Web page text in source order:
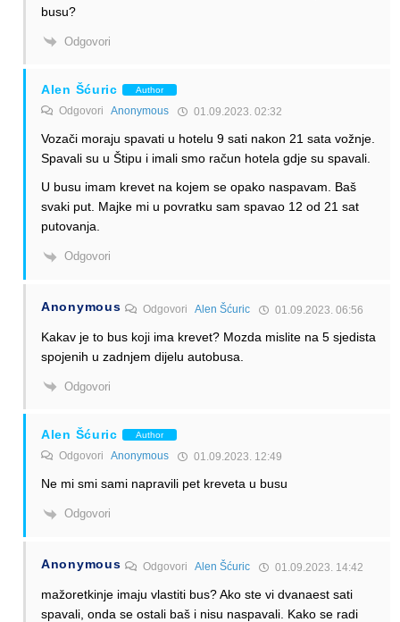
busu?
Odgovori
Alen Šćuric Author
Odgovori Anonymous 01.09.2023. 02:32
Vozači moraju spavati u hotelu 9 sati nakon 21 sata vožnje.
Spavali su u Štipu i imali smo račun hotela gdje su spavali.
U busu imam krevet na kojem se opako naspavam. Baš
svaki put. Majke mi u povratku sam spavao 12 od 21 sat
putovanja.
Odgovori
Anonymous OdgovoriAlen Šćuric 01.09.2023. 06:56
Kakav je to bus koji ima krevet? Mozda mislite na 5 sjedista
spojenih u zadnjem dijelu autobusa.
Odgovori
Alen Šćuric Author
Odgovori Anonymous 01.09.2023. 12:49
Ne mi smi sami napravili pet kreveta u busu
Odgovori
Anonymous OdgovoriAlen Šćuric 01.09.2023. 14:42
mažoretkinje imaju vlastiti bus? Ako ste vi dvanaest sati
spavali, onda se ostali baš i nisu naspavali. Kako se radi